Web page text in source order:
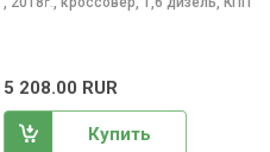
г.
5 208.00 RUR
Купить